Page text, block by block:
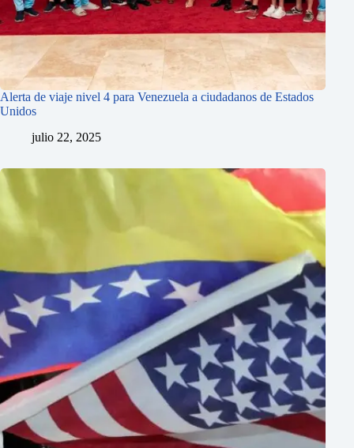
Alerta de viaje nivel 4 para Venezuela a ciudadanos de Estados
Unidos
julio 22, 2025